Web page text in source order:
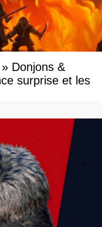
Donjons &
surprise et les